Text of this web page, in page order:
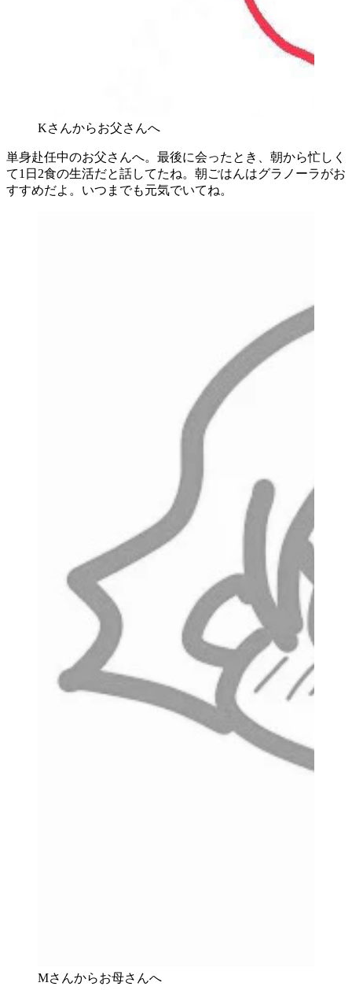
Kさんからお父さんへ
単身赴任中のお父さんへ。最後に会ったとき、朝から忙しく
て1日2食の生活だと話してたね。朝ごはんはグラノーラがお
すすめだよ。いつまでも元気でいてね。
Mさんからお母さんへ